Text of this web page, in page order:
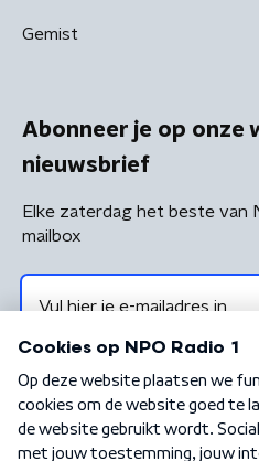
Gemist
Abonneer je op onze
nieuwsbrief
Elke zaterdag het beste van
mailbox
Algemene voorwaarden